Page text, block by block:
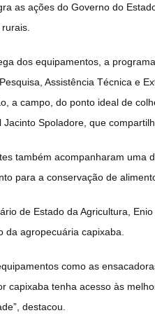
as ações do Governo do
dos equipamentos, a
Assistência Técnica e
a campo, do ponto ideal de
Jacinto Spoladore, que
também acompanharam uma
para a conservação de
de Estado da Agricultura,
da agropecuária capixaba.
como as
capixaba tenha acesso às
destacou.